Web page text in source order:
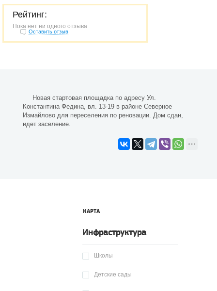
Рейтинг:
Пока нет ни одного отзыва
Оставить отзыв
Новая стартовая площадка по адресу Ул.
Константина Федина, вл. 13-19 в районе Северное
Измайлово для переселения по реновации. Дом сдан,
идет заселение.
КАРТА
Инфраструктура
Школы
Детские сады